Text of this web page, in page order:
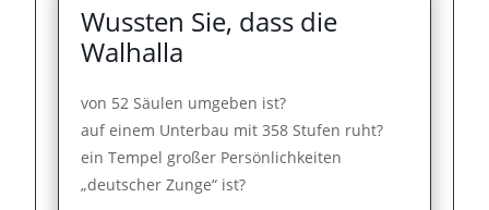
Wussten Sie, dass die
Walhalla
von 52 Säulen umgeben ist?
auf einem Unterbau mit 358 Stufen ruht?
ein Tempel großer Persönlichkeiten
„deutscher Zunge“ ist?